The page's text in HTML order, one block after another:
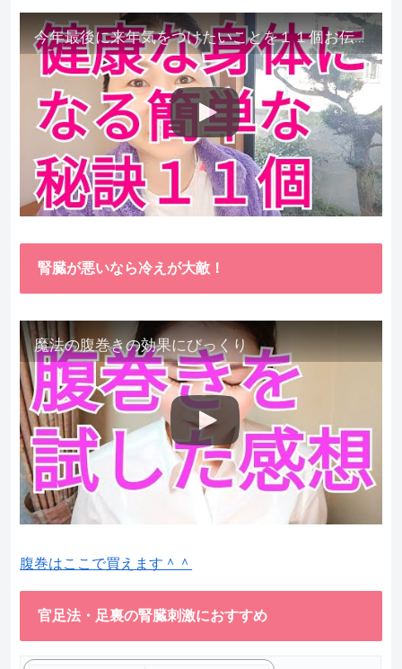
今年最後に来年気をつけたいことを１１個お伝えします。
腎臓が悪いなら冷えが大敵！
魔法の腹巻きの効果にびっくり
腹巻はここで買えます＾＾
官足法・足裏の腎臓刺激におすすめ